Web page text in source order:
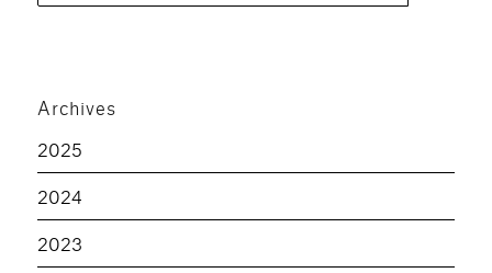
Archives
2025
2024
2023